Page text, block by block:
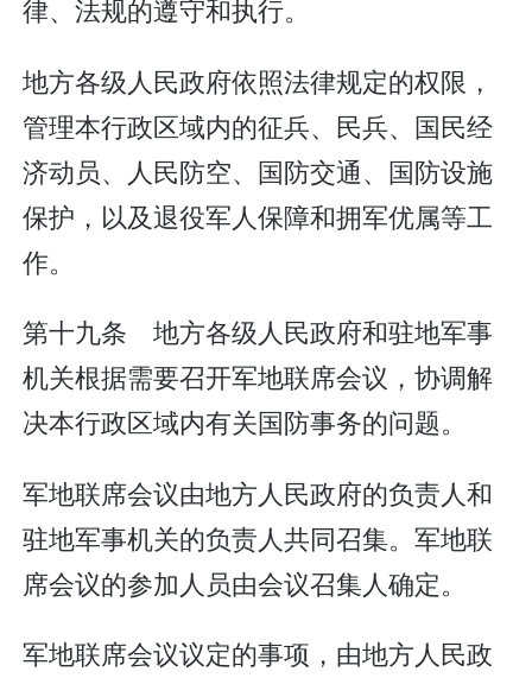
律、法规的遵守和执行。
地方各级人民政府依照法律规定的权限，
管理本行政区域内的征兵、民兵、国民经
济动员、人民防空、国防交通、国防设施
保护，以及退役军人保障和拥军优属等工
作。
第十九条 地方各级人民政府和驻地军事
机关根据需要召开军地联席会议，协调解
决本行政区域内有关国防事务的问题。
军地联席会议由地方人民政府的负责人和
驻地军事机关的负责人共同召集。军地联
席会议的参加人员由会议召集人确定。
军地联席会议议定的事项，由地方人民政